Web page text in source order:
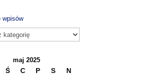
wpisów
maj 2025
Ś C P S
N